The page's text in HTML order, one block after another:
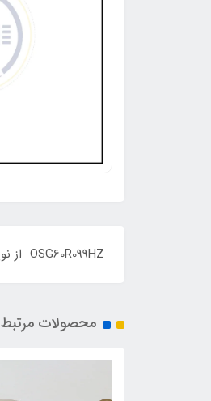
OSG60R099HZ از نوع N-CHannel با تحمل ولتاژ 650 ولت و جریان 38 آمپر و Rdson حداکثر 0.099 اهم با پکیج TO-247 می باشد ORIGINAL
محصولات مرتبط